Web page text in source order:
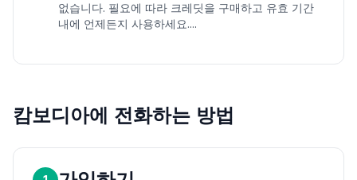
없습니다. 필요에 따라 크레딧을 구매하고 유효 기간
내에 언제든지 사용하세요....
캄보디아에 전화하는 방법